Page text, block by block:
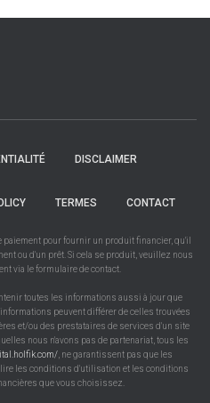
DISCLAIMER
TERMES CONTACT
pour fournir un produit financier, qu'il
ou d'un prêt. Si cela se produit, veuillez nous
via le formulaire de contact.
toutes les informations aussi à jour que
peuvent différer de celles trouvées
et/ou des prestataires de services d'un site
nous n'avons pas de partenariat, tous les
, ne garantissent pas que les
les conditions d'utilisation et les conditions
que vous choisissez.